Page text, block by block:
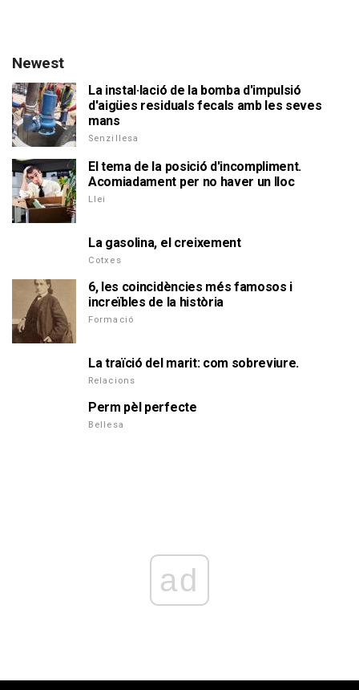
Newest
La instal·lació de la bomba d'impulsió
d'aigües residuals fecals amb les seves
mans
Senzillesa
El tema de la posició d'incompliment.
Acomiadament per no haver un lloc
Llei
La gasolina, el creixement
Cotxes
6, les coincidències més famosos i
increïbles de la història
Formació
La traïció del marit: com sobreviure.
Relacions
Perm pèl perfecte
Bellesa
ad